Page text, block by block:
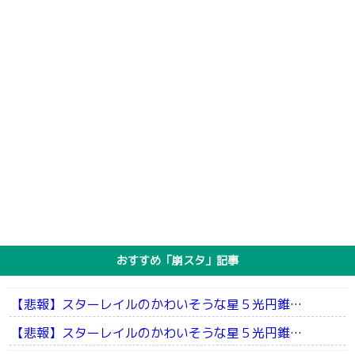
おすすめ「崩スタ」記事
【悲報】スターレイルのかわいそうな星５光円錐…
【悲報】スターレイルのかわいそうな星５光円錐…